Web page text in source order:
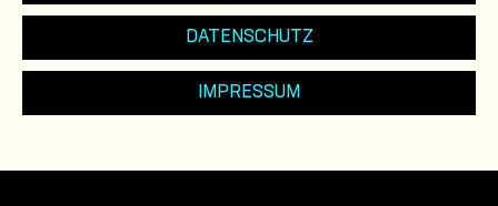
DATENSCHUTZ
IMPRESSUM